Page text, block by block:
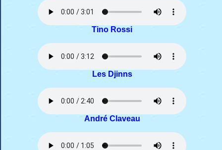
Tino Rossi
Les Djinns
André Claveau